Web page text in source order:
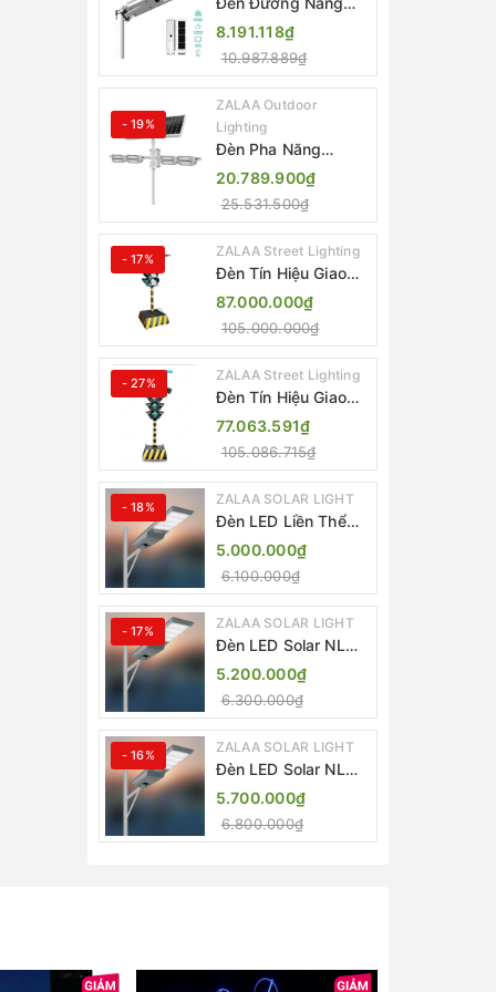
Lượng Mặt Trời Tích
Hợp Camera ZALAA
ZL-BJ04-CCTV
(80W, IP65)
8.191.118₫
10.987.889₫
- 19%
ZALAA Outdoor
Lighting
Đèn Pha Năng
Lượng Mặt Trời Sân
Thể Thao ZALAA
Jsc Chống Nước
IP65 Cao Cấp
20.789.900₫
25.531.500₫
- 17% ZALAA Street Lighting
Đèn Tín Hiệu Giao
Thông Di Động Năng
Lượng Mặt Trời
ZALAA ZL-300A-D
87.000.000₫
105.000.000₫
- 27% ZALAA Street Lighting
Đèn Tín Hiệu Giao
Thông Di Động Năng
Lượng Mặt Trời
ZALAA ZL-409300C
77.063.591₫
105.086.715₫
- 18% ZALAA SOLAR LIGHT
Đèn LED Liền Thể
ZALAA Solar Street
Light ZKC-TG 20W
25W 30W All In One
5.000.000₫
6.100.000₫
- 17% ZALAA SOLAR LIGHT
Đèn LED Solar NLMT
Liền Thể ZKC-TG
20W All in One |
ZALAA Street Light
5.200.000₫
6.300.000₫
- 16% ZALAA SOLAR LIGHT
Đèn LED Solar NLMT
Liền Thể ZKC-TG
25W All in One |
ZALAA Street Light
5.700.000₫
6.800.000₫